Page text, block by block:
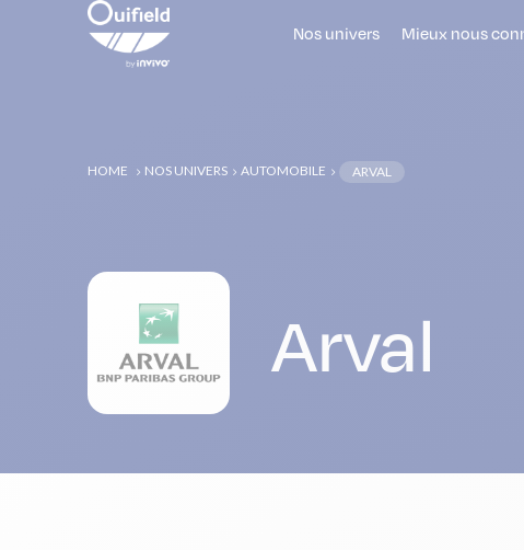
Nos univers Mieux nous
HOME 5 NOS UNIVERS 5 AUTOMOBILE 5 ARVAL
Arval